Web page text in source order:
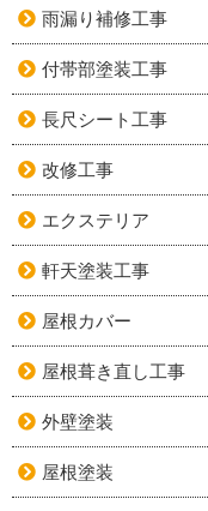
雨漏り補修工事
付帯部塗装工事
長尺シート工事
改修工事
エクステリア
軒天塗装工事
屋根カバー
屋根葺き直し工事
外壁塗装
屋根塗装